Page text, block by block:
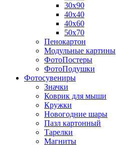
30х90
40х40
40х60
50х70
Пенокартон
Модульные картины
ФотоПостеры
ФотоПодушки
Фотоcувениры
Значки
Коврик для мыши
Кружки
Новогодние шары
Пазл картонный
Тарелки
Магниты